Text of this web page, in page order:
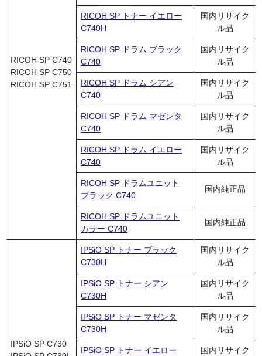
RICOH SP C740
RICOH SP C750
RICOH SP C751
RICOH SP トナー イエロー
C740H
国内リサイク
ル品
RICOH SP ドラム ブラック
C740
国内リサイク
ル品
RICOH SP ドラム シアン
C740
国内リサイク
ル品
RICOH SP ドラム マゼンタ
C740
国内リサイク
ル品
RICOH SP ドラム イエロー
C740
国内リサイク
ル品
RICOH SP ドラムユニット
ブラック C740
国内純正品
RICOH SP ドラムユニット
カラー C740
国内純正品
IPSiO SP C730
IPSiO SP トナー ブラック
C730H
国内リサイク
ル品
IPSiO SP トナー シアン
C730H
国内リサイク
ル品
IPSiO SP トナー マゼンタ
C730H
国内リサイク
ル品
IPSiO SP トナー イエロー 国内リサイク